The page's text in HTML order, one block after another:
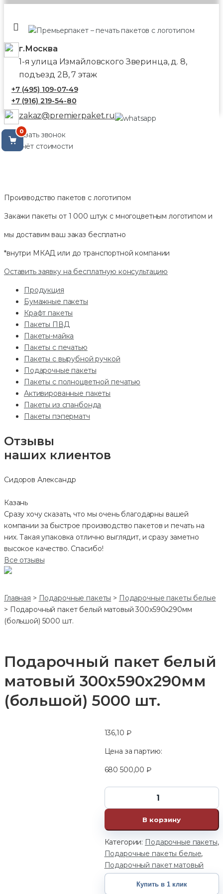
г.Москва
1-я улица Измайловского Зверинца, д. 8,
подъезд 2В, 7 этаж
+7 (495) 109-07-49
+7 (916) 219-54-80
zakaz@premierpaket.ru
Заказать звонок
Расчёт стоимости
0
Производство пакетов с логотипом
Закажи пакеты от 1 000 штук с многоцветным логотипом и
мы доставим ваш заказ бесплатно
*внутри МКАД или до транспортной компании
Оставить заявку на бесплатную консультацию
Продукция
Бумажные пакеты
Крафт пакеты
Пакеты ПВД
Пакеты-майка
Пакеты с печатью
Пакеты с вырубной ручкой
Подарочные пакеты
Пакеты с полноцветной печатью
Активированные пакеты
Пакеты из спанбонда
Пакеты пэперматч
Отзывы
наших клиентов
Сидоров Александр
Казань
Сразу хочу сказать, что мы очень благодарны вашей
компании за быстрое производство пакетов и печать на
них. Такая упаковка отлично выглядит, и сразу заметно
высокое качество. Спасибо!
Все отзывы
Главная > Подарочные пакеты > Подарочные пакеты белые
> Подарочный пакет белый матовый 300х590х290мм
(большой) 5000 шт.
Подарочный пакет белый
матовый 300х590х290мм
(большой) 5000 шт.
136,10 ₽
Цена за партию:
680 500,00₽
В корзину
Категории: Подарочные пакеты,
Подарочные пакеты белые,
Подарочный пакет матовый
Купить в 1 клик